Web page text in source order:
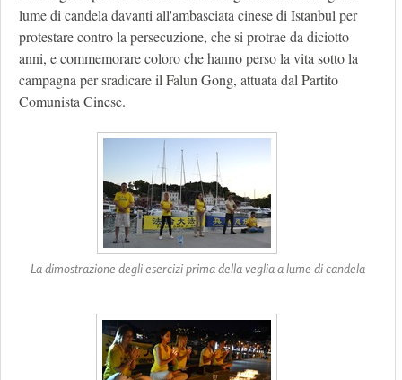
lume di candela davanti all'ambasciata cinese di Istanbul per
protestare contro la persecuzione, che si protrae da diciotto
anni, e commemorare coloro che hanno perso la vita sotto la
campagna per sradicare il Falun Gong, attuata dal Partito
Comunista Cinese.
La dimostrazione degli esercizi prima della veglia a lume di candela